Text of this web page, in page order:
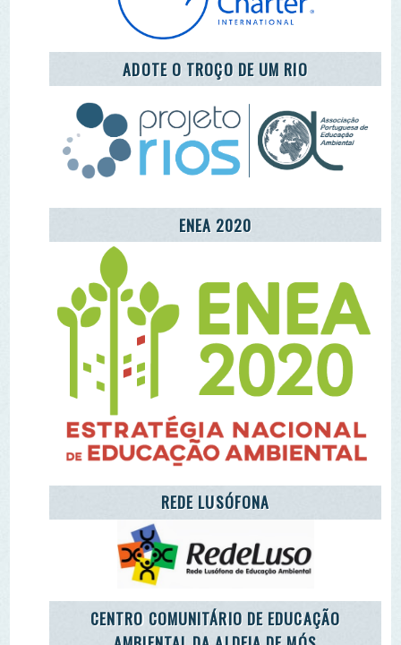
CENTRO COMUNITÁRIO DE EDUCAÇÃO
AMBIENTAL DA ALDEIA DE MÓS
LET'S TAKE CARE OF THE PLANET